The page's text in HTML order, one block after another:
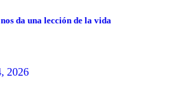
da una lección de la vida
2026